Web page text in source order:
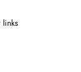
links